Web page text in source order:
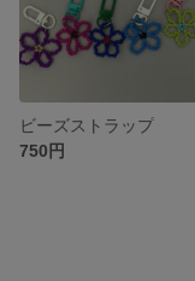
ビーズストラップ
750円